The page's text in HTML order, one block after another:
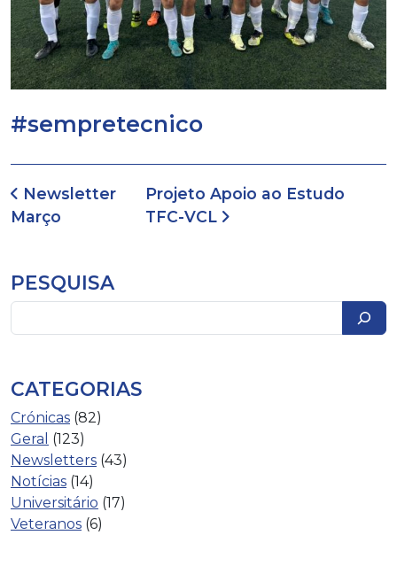
#sempretecnico
Navegação de artigos
Newsletter
Março
Projeto Apoio ao Estudo
TFC-VCL
PESQUISA
CATEGORIAS
Crónicas (82)
Geral (123)
Newsletters (43)
Notícias (14)
Universitário (17)
Veteranos (6)